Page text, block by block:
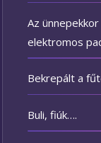
Az
elektromos
Bekrepált a
Buli, fiúk….